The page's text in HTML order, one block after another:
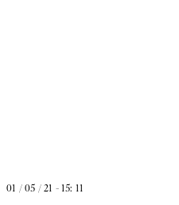
01 / 05 / 21 - 15: 11